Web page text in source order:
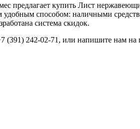
предлагает купить Лист
удобным способом: наличными
система скидок.
(391) 242-02-71, или напишите нам на